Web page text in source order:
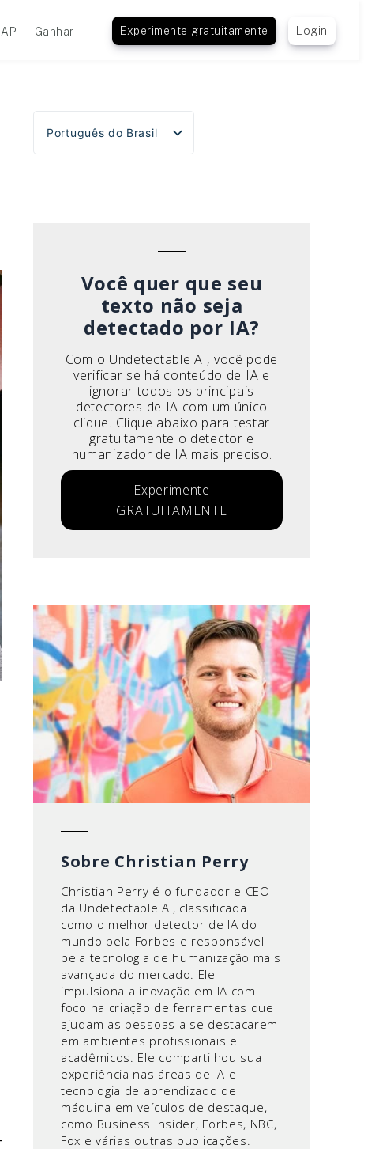
API Ganhar Experimente gratuitamente Login
Português do Brasil
English
Você quer que seu
texto não seja
detectado por IA?
Com o Undetectable AI, você pode
verificar se há conteúdo de IA e
ignorar todos os principais
detectores de IA com um único
clique. Clique abaixo para testar
gratuitamente o detector e
humanizador de IA mais preciso.
Experimente
GRATUITAMENTE
Sobre Christian Perry
Christian Perry é o fundador e CEO
da Undetectable AI, classificada
como o melhor detector de IA do
mundo pela Forbes e responsável
pela tecnologia de humanização mais
avançada do mercado. Ele
impulsiona a inovação em IA com
foco na criação de ferramentas que
ajudam as pessoas a se destacarem
em ambientes profissionais e
acadêmicos. Ele compartilhou sua
experiência nas áreas de IA e
tecnologia de aprendizado de
máquina em veículos de destaque,
como Business Insider, Forbes, NBC,
Fox e várias outras publicações.